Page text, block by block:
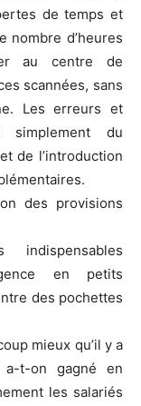
de temps et
nombre d’heures
au centre de
scannées, sans
Les erreurs et
simplement du
de l’introduction
des provisions
en petits
des pochettes
mieux qu’il y a
t-on gagné en
les salariés